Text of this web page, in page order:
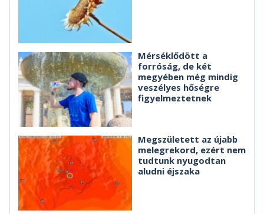
Mérséklődött a
forróság, de két
megyében még mindig
veszélyes hőségre
figyelmeztetnek
Megszületett az újabb
melegrekord, ezért nem
tudtunk nyugodtan
aludni éjszaka